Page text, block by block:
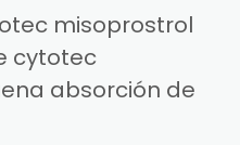
misoprostrol
cytotec
absorción de